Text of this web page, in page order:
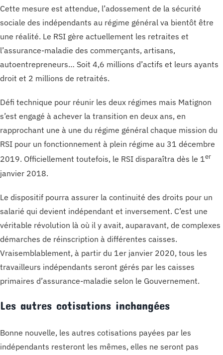
Cette mesure est attendue, l’adossement de la sécurité
sociale des indépendants au régime général va bientôt être
une réalité. Le RSI gère actuellement les retraites et
l’assurance-maladie des commerçants, artisans,
autoentrepreneurs… Soit 4,6 millions d’actifs et leurs ayants
droit et 2 millions de retraités.
Défi technique pour réunir les deux régimes mais Matignon
s’est engagé à achever la transition en deux ans, en
rapprochant une à une du régime général chaque mission du
RSI pour un fonctionnement à plein régime au 31 décembre
2019. Officiellement toutefois, le RSI disparaîtra dès le 1er
janvier 2018.
Le dispositif pourra assurer la continuité des droits pour un
salarié qui devient indépendant et inversement. C’est une
véritable révolution là où il y avait, auparavant, de complexes
démarches de réinscription à différentes caisses.
Vraisemblablement, à partir du 1er janvier 2020, tous les
travailleurs indépendants seront gérés par les caisses
primaires d’assurance-maladie selon le Gouvernement.
Les autres cotisations inchangées
Bonne nouvelle, les autres cotisations payées par les
indépendants resteront les mêmes, elles ne seront pas